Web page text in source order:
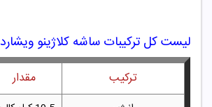
لیست کل ترکیبات ساشه کلاژینو ویشارد
ترکیب مقدار